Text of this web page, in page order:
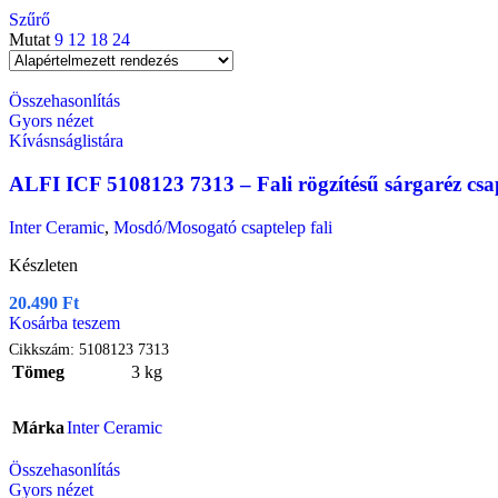
Szűrő
Mutat 9 12 18 24
Összehasonlítás
Gyors nézet
Kívásnságlistára
ALFI ICF 5108123 7313 – Fali rögzítésű sárgaréz
Inter Ceramic, Mosdó/Mosogató csaptelep fali
Készleten
20.490 Ft
Kosárba teszem
Cikkszám: 5108123 7313
Tömeg 3 kg
MárkaInter Ceramic
Összehasonlítás
Gyors nézet